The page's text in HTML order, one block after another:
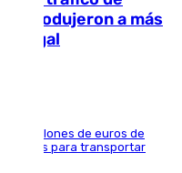
introdujeron a más
ilegal
24 millones de euros de
para transportar